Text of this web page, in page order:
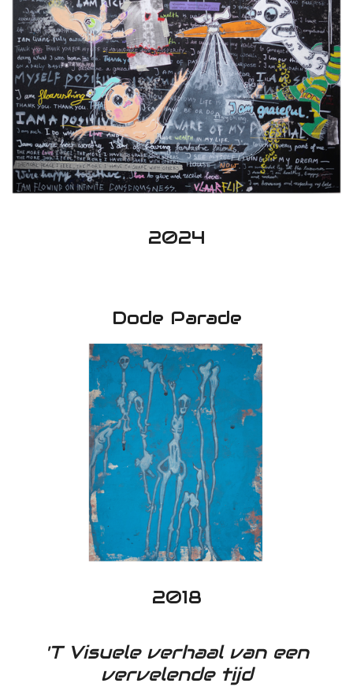
2024
Dode Parade
2018
'T Visuele verhaal van een
vervelende tijd